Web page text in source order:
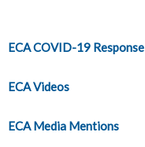
ECA COVID-19 Response
ECA Videos
ECA Media Mentions